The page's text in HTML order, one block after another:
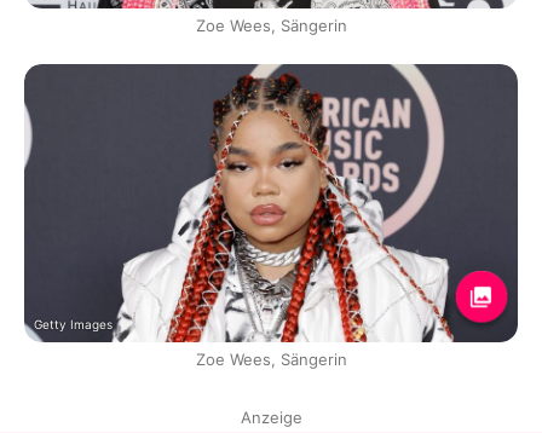
Zoe Wees, Sängerin
Getty Images
Zoe Wees, Sängerin
Anzeige